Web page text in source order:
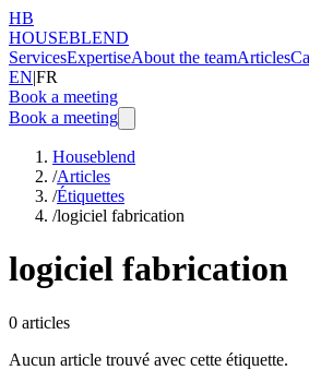
HB
HOUSEBLEND
ServicesExpertiseAbout the teamArticles
EN|FR
Book a meeting
Book a meeting
Houseblend
/Articles
/Étiquettes
/logiciel fabrication
logiciel fabrication
0 articles
Aucun article trouvé avec cette étiquette.